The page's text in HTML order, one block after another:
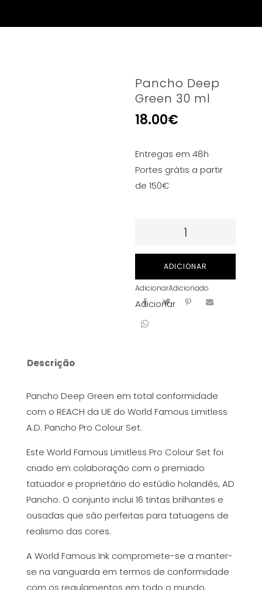
Pancho Deep
Green 30 ml
18.00€
Entregas em 48h
Portes grátis a partir
de 150€
Quantidade
Green
30
ml
ADICIONAR
AdicionarAdicionado
Adicionar
Descrição
Pancho Deep Green em total conformidade
com o REACH da UE do World Famous Limitless
A.D. Pancho Pro Colour Set.
Este World Famous Limitless Pro Colour Set foi
criado em colaboração com o premiado
tatuador e proprietário do estúdio holandês, AD
Pancho. O conjunto inclui 16 tintas brilhantes e
ousadas que são perfeitas para tatuagens de
realismo das cores.
A World Famous Ink compromete-se a manter-
se na vanguarda em termos de conformidade
com os regulamentos em todo o mundo.